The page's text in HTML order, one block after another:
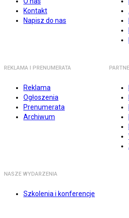
Kontakt
Napisz do nas
REKLAMA I PRENUMERATA
Reklama
Ogłoszenia
Prenumerata
Archiwum
NASZE WYDARZENIA
Szkolenia i konferencje